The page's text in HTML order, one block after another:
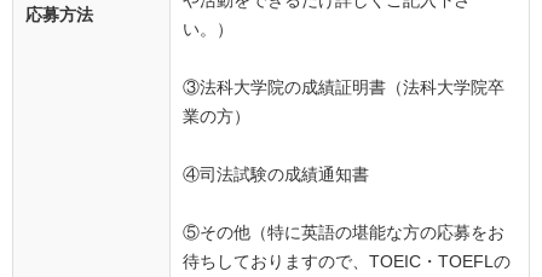
応募方法
い。）
③法科大学院の成績証明書（法科大学院卒
業の方）
④司法試験の成績通知書
⑤その他（特に英語の堪能な方の応募をお
待ちしておりますので、TOEIC・TOEFLの